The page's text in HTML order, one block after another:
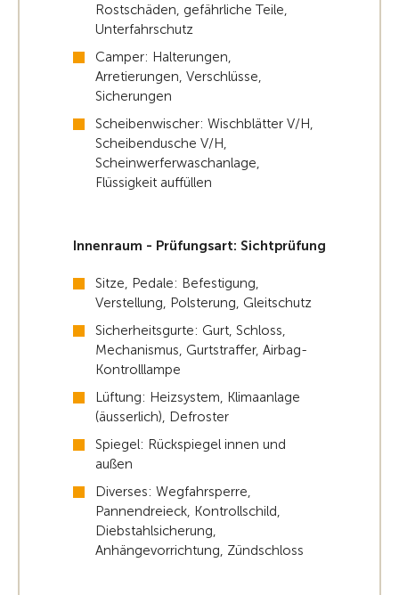
Rostschäden, gefährliche Teile,
Unterfahrschutz
Camper: Halterungen,
Arretierungen, Verschlüsse,
Sicherungen
Scheibenwischer: Wischblätter V/H,
Scheibendusche V/H,
Scheinwerferwaschanlage,
Flüssigkeit auffüllen
Innenraum - Prüfungsart: Sichtprüfung
Sitze, Pedale: Befestigung,
Verstellung, Polsterung, Gleitschutz
Sicherheitsgurte: Gurt, Schloss,
Mechanismus, Gurtstraffer, Airbag-
Kontrolllampe
Lüftung: Heizsystem, Klimaanlage
(äusserlich), Defroster
Spiegel: Rückspiegel innen und
außen
Diverses: Wegfahrsperre,
Pannendreieck, Kontrollschild,
Diebstahlsicherung,
Anhängevorrichtung, Zündschloss